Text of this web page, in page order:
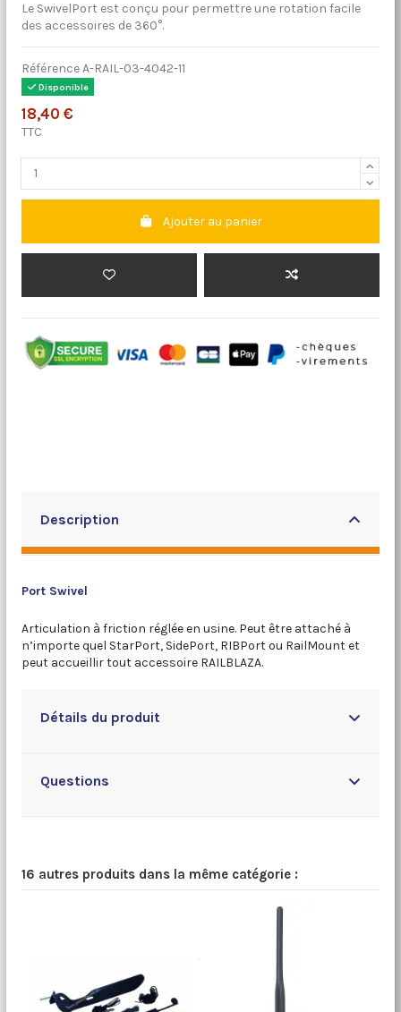
Le SwivelPort est conçu pour permettre une rotation facile
des accessoires de 360°.
RéférenceA-RAIL-03-4042-11
Disponible
18,40 €
TTC
Ajouter au panier
Description
Port Swivel
Articulation à friction réglée en usine. Peut être attaché à
n’importe quel StarPort, SidePort, RIBPort ou RailMount et
peut accueillir tout accessoire RAILBLAZA.
Détails du produit
Questions
16 autres produits dans la même catégorie :